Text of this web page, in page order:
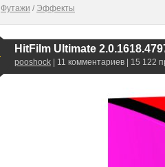
Футажи / Эффекты
HitFilm Ultimate
pooshock | 11 комментариев | 15 122